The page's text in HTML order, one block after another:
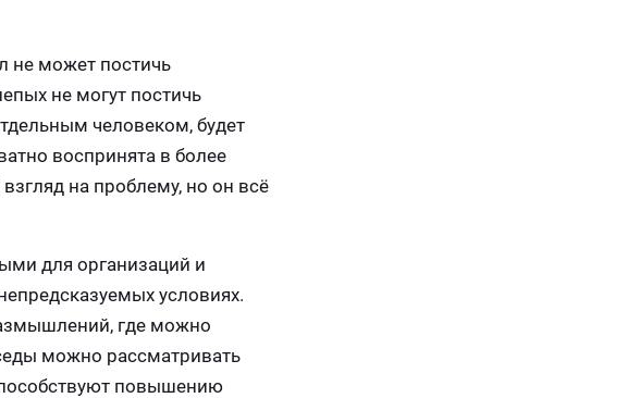
не может постичь
не могут постичь
человеком, будет
воспринята в более
на проблему, но он всё
для организаций и
условиях.
где можно
можно рассматривать
повышению